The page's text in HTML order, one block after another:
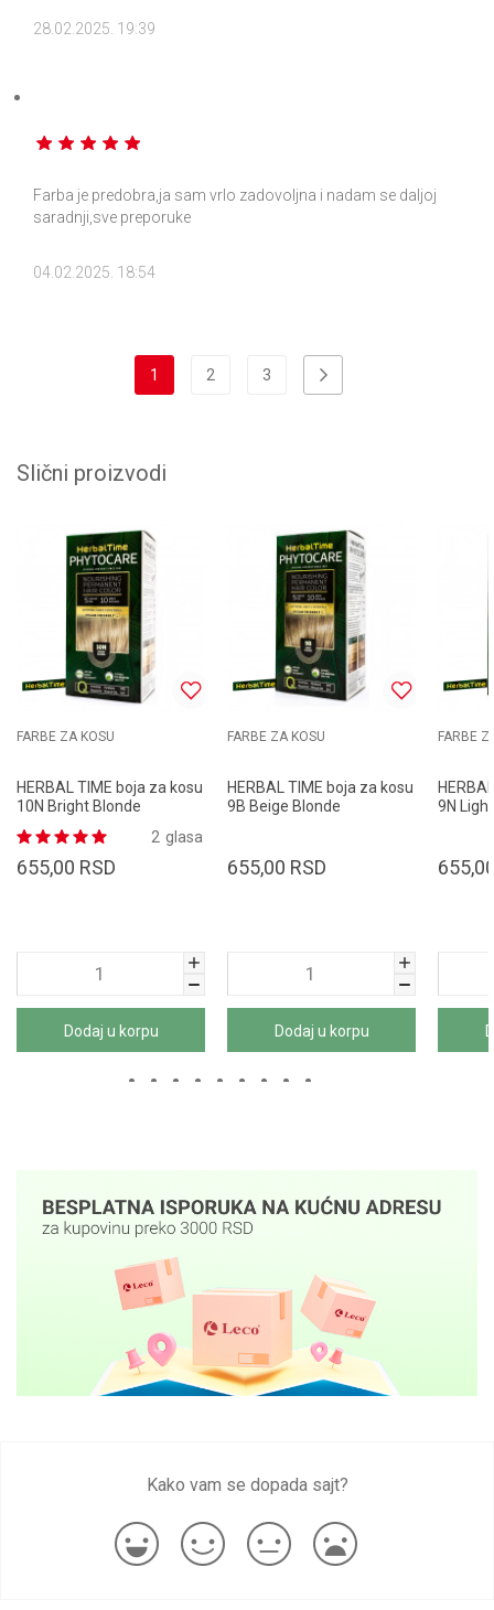
28.02.2025. 19:39
Farba je predobra,ja sam vrlo zadovoljna i nadam se daljoj
saradnji,sve preporuke
04.02.2025. 18:54
1 2 3
Slični proizvodi
FARBE ZA KOSU
HERBAL TIME boja za kosu
10N Bright Blonde
glasa
2
655,00 RSD
Dodaj u korpu
FARBE ZA KOSU
HERBAL TIME boja za kosu
9B Beige Blonde
655,00 RSD
Dodaj u korpu
FARBE
9N
Kako vam se dopada sajt?